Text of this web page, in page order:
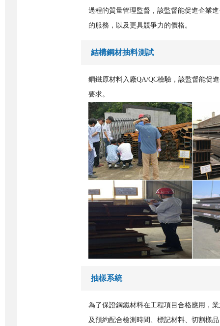
過程的質量管理監督，該監督能促進企業
的服務，以及更具競爭力的價格。
結構鋼材抽料測試
鋼鐵原材料入廠QA/QC檢驗，該監督能促
要求。
抽樣系統
為了保證鋼鐵材料在工程項目合格應用，
及預約配合檢測時間、標記材料、切割樣